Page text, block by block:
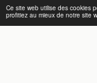
Ce site web utilise des cookies
profitiez au mieux de notre site
Atelier de nettoyage